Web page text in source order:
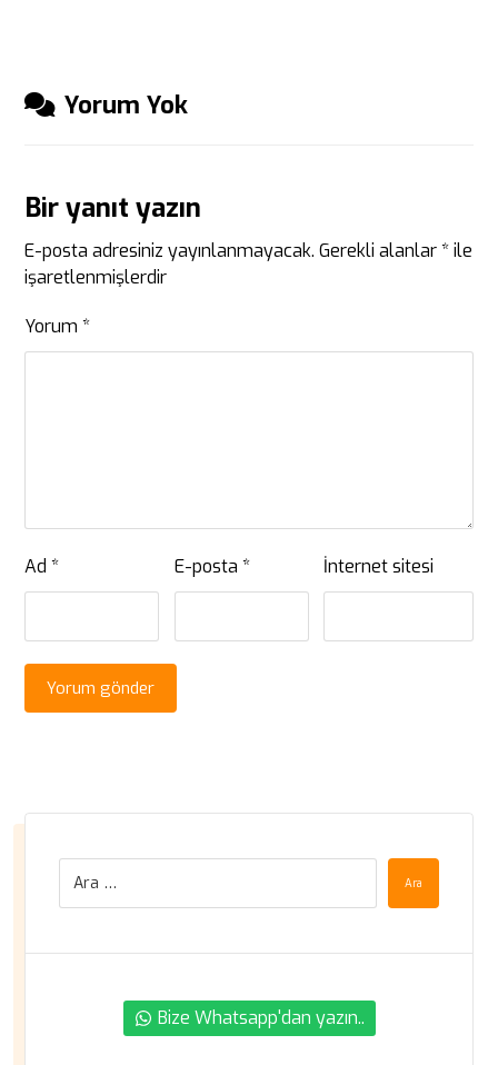
Yorum Yok
Bir yanıt yazın
E-posta adresiniz yayınlanmayacak. Gerekli alanlar*ile
işaretlenmişlerdir
Yorum*
Ad* E-posta * İnternet sitesi
Yorum gönder
Ara
Bize Whatsapp'dan yazın..